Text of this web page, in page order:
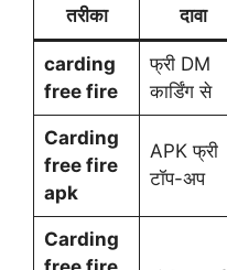
तरीका दावा
carding
free fire
फ्री DM
कार्डिंग से
Carding
free fire
apk
APK फ्री
टॉप-अप
Carding